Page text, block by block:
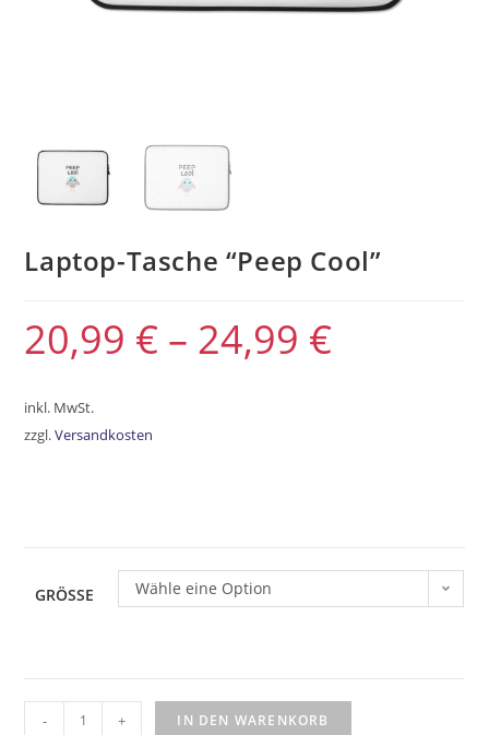
Laptop-Tasche “Peep Cool”
20,99 € – 24,99 €
inkl. MwSt.
zzgl.Versandkosten
GRÖSSE Wähle eine Option
- + IN DEN WARENKORB